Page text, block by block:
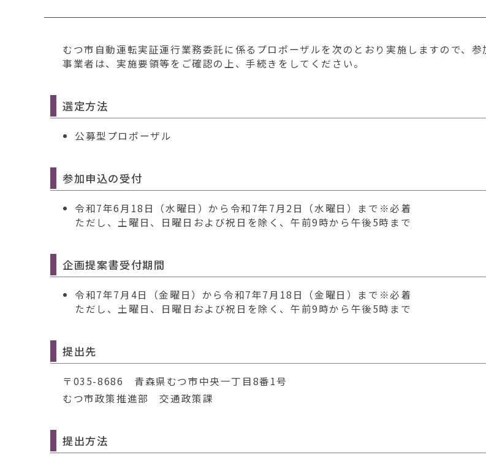
むつ市自動運転実証運行業務委託に係るプロポーザルを次のとおり実施しますので、参
事業者は、実施要領等をご確認の上、手続きをしてください。
選定方法
公募型プロポーザル
参加申込の受付
令和7年6月18日（水曜日）から令和7年7月2日（水曜日）まで※必着
ただし、土曜日、日曜日および祝日を除く、午前9時から午後5時まで
企画提案書受付期間
令和7年7月4日（金曜日）から令和7年7月18日（金曜日）まで※必着
ただし、土曜日、日曜日および祝日を除く、午前9時から午後5時まで
提出先
〒035-8686 青森県むつ市中央一丁目8番1号
むつ市政策推進部 交通政策課
提出方法